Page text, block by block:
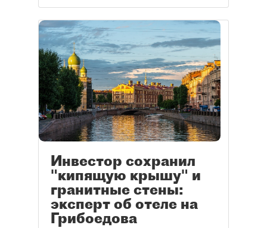
Инвестор сохранил
"кипящую крышу" и
гранитные стены:
эксперт об отеле на
Грибоедова